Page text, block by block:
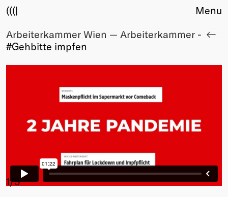
(((|
About
Club
Events
Upcoming
Membership
Info
Menu
Arbeiterkammer Wien — Arbeiterkammer -
#Gehbitte impfen
1/5